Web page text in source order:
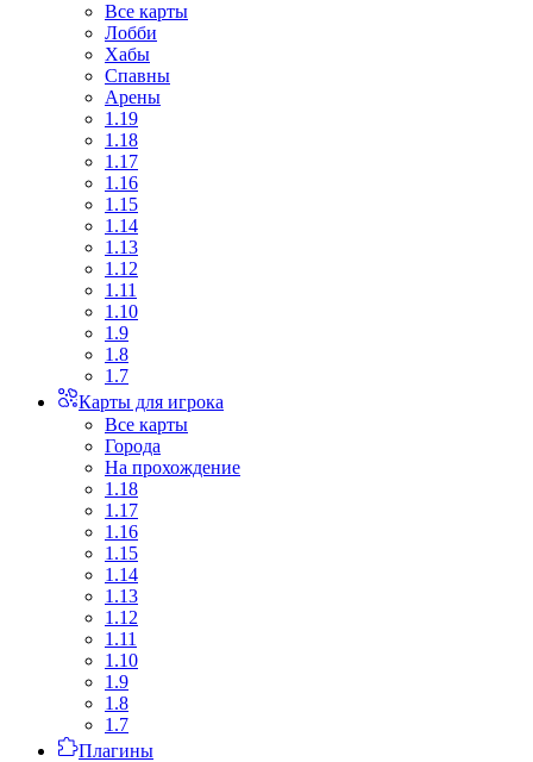
Все карты
Лобби
Хабы
Спавны
Арены
1.19
1.18
1.17
1.16
1.15
1.14
1.13
1.12
1.11
1.10
1.9
1.8
1.7
Карты для игрока
Все карты
Города
На прохождение
1.18
1.17
1.16
1.15
1.14
1.13
1.12
1.11
1.10
1.9
1.8
1.7
Плагины